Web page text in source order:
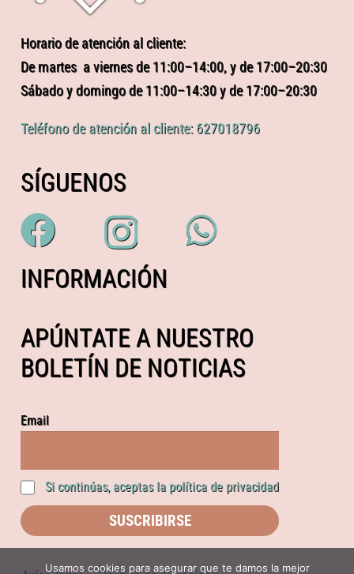
Horario de atención al cliente:
De martes a viernes de 11:00–14:00, y de 17:00–20:30
Sábado y domingo de 11:00–14:30 y de 17:00–20:30
Teléfono de atención al cliente: 627018796
SÍGUENOS
INFORMACIÓN
APÚNTATE A NUESTRO
BOLETÍN DE NOTICIAS
Email
Si continúas, aceptas la política de privacidad
Usamos cookies para asegurar que te damos la mejor